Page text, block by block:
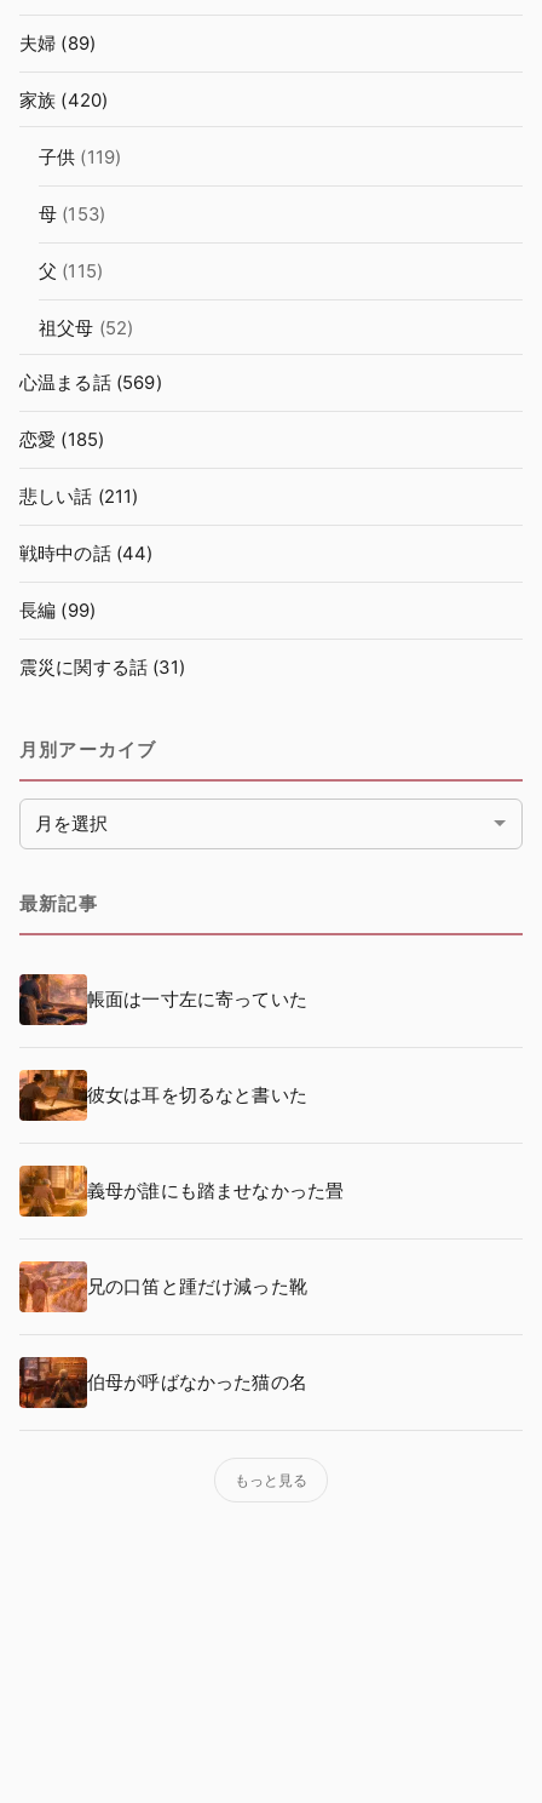
夫婦 (89)
家族 (420)
子供 (119)
母 (153)
父 (115)
祖父母 (52)
心温まる話(569)
恋愛 (185)
悲しい話 (211)
戦時中の話(44)
長編 (99)
震災に関する話 (31)
月別アーカイブ
月別アーカイブ
最新記事
帳面は一寸左に寄っていた
彼女は耳を切るなと書いた
義母が誰にも踏ませなかった畳
兄の口笛と踵だけ減った靴
伯母が呼ばなかった猫の名
もっと見る